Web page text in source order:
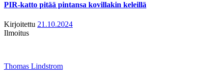
PIR-katto pitää pintansa kovillakin keleillä
Kirjoitettu 21.10.2024
Ilmoitus
Thomas Lindstrom